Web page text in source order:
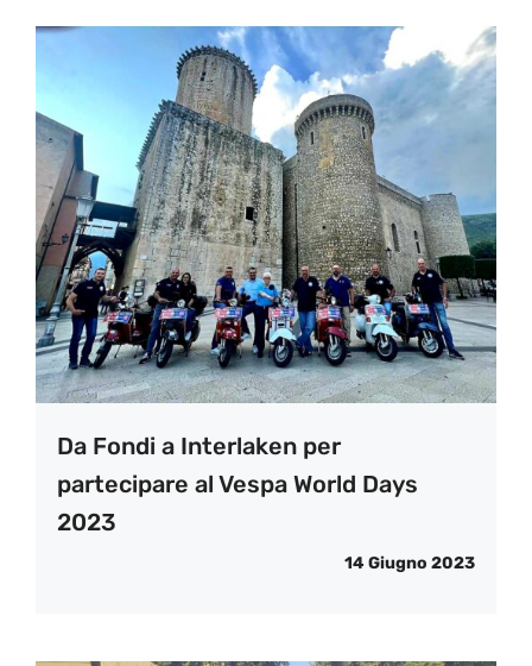
Da Fondi a Interlaken per
partecipare al Vespa World Days
2023
14 Giugno 2023